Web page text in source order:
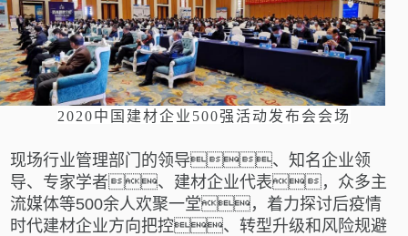
2020中国建材企业500强活动发布会会场
现场行业管理部门的领导、知名企业领
导、专家学者、建材企业代表，众多主
流媒体等500余人欢聚一堂，着力探讨后疫情
时代建材企业方向把控、转型升级和风险规避